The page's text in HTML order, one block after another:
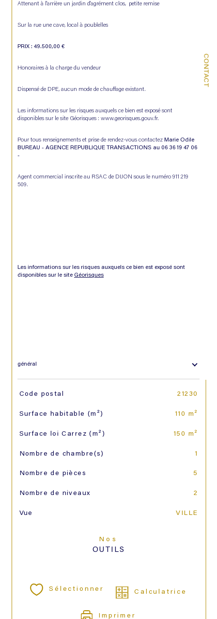
CONTACT
Attenant à l'arrière un jardin d'agrément clos,  petite remise
Sur la rue une cave, local à poublelles
PRIX : 49.500,00 €
Honoraires à la charge du vendeur
Dispensé de DPE, aucun mode de chauffage existant.
Les informations sur les risques auxquels ce bien est exposé sont
disponibles sur le site Géorisques : www.georisques.gouv.fr.
Pour tous renseignements et prise de rendez-vous contactez Marie Odile
BUREAU - AGENCE REPUBLIQUE TRANSACTIONS au 06 36 19 47 06
-
Agent commercial inscrite au RSAC de DIJON sous le numéro 911 219
509.
Les informations sur les risques auxquels ce bien est exposé sont
disponibles sur le site Géorisques
général
TRAD_SIROCCO_Caracteristique
Code postal 21230
Surface habitable (m²) 110 m²
Surface loi Carrez (m²) 150 m²
Nombre de chambre(s) 1
Nombre de pièces 5
Nombre de niveaux 2
Vue VILLE
Nos
OUTILS
Sélectionner Calculatrice
Imprimer